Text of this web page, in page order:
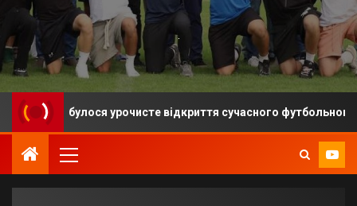
відбулося урочисте відкриття сучасного футбольного